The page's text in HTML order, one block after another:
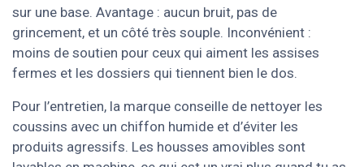
sur une base. Avantage : aucun bruit, pas de
grincement, et un côté très souple. Inconvénient :
moins de soutien pour ceux qui aiment les assises
fermes et les dossiers qui tiennent bien le dos.
Pour l’entretien, la marque conseille de nettoyer les
coussins avec un chiffon humide et d’éviter les
produits agressifs. Les housses amovibles sont